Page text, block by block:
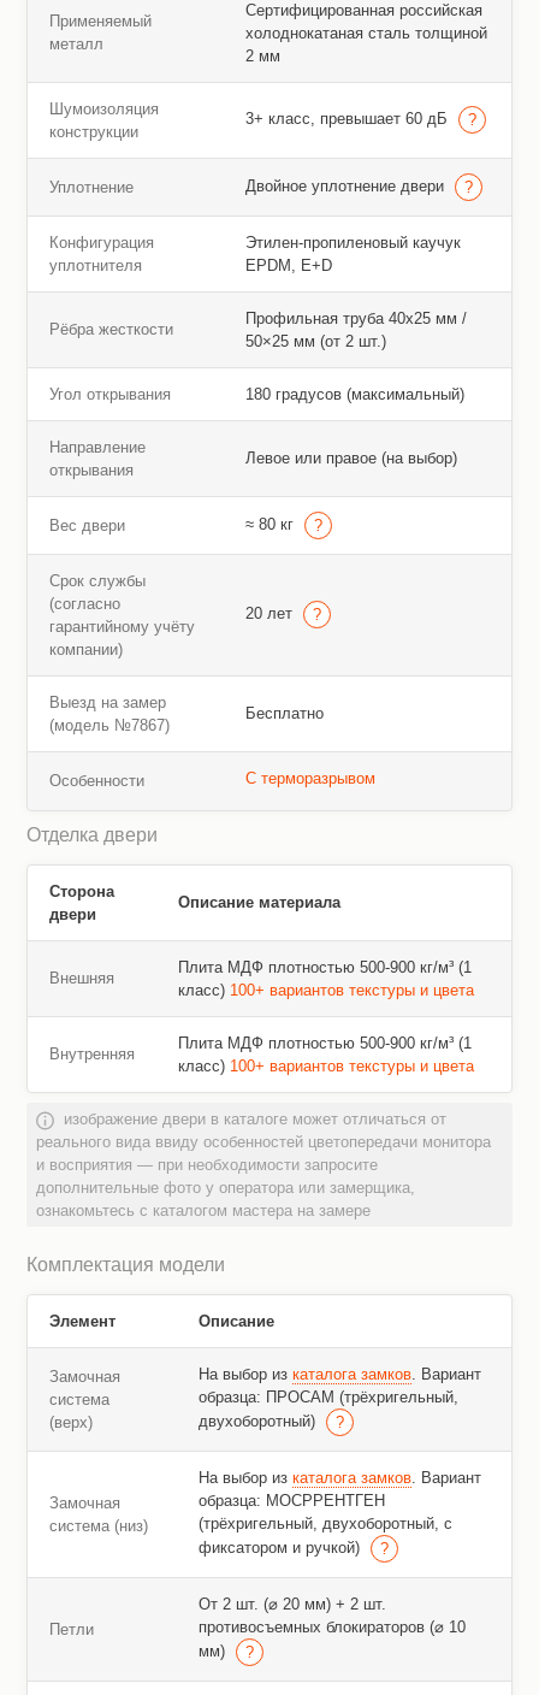
Применяемый
металл
Сертифицированная российская
холоднокатаная сталь толщиной
2 мм
Шумоизоляция
конструкции
3+ класс, превышает 60 дБ
Уплотнение Двойное уплотнение двери
Конфигурация
уплотнителя
Этилен-пропиленовый каучук
EPDM, E+D
Рёбра жесткости
Профильная труба 40х25 мм /
50×25 мм (от 2 шт.)
Угол открывания 180 градусов (максимальный)
Направление
открывания
Левое или правое (на выбор)
Вес двери ≈ 80 кг
Срок службы
(согласно
гарантийному учёту
компании)
20 лет
Выезд на замер
(модель №7867)
Бесплатно
Особенности С терморазрывом
Отделка двери
Сторона
двери
Описание материала
Внешняя
Плита МДФ плотностью 500-900 кг/м³ (1
класс) 100+ вариантов текстуры и цвета
Внутренняя
Плита МДФ плотностью 500-900 кг/м³ (1
класс) 100+ вариантов текстуры и цвета
изображение двери в каталоге может отличаться от
реального вида ввиду особенностей цветопередачи монитора
и восприятия — при необходимости запросите
дополнительные фото у оператора или замерщика,
ознакомьтесь с каталогом мастера на замере
Комплектация модели
Элемент Описание
Замочная
система
(верх)
На выбор из каталога замков. Вариант
образца: ПРОСАМ (трёхригельный,
двухоборотный)
Замочная
система (низ)
На выбор из каталога замков. Вариант
образца: МОСРРЕНТГЕН
(трёхригельный, двухоборотный, с
фиксатором и ручкой)
Петли
От 2 шт. (⌀ 20 мм) + 2 шт.
противосъемных блокираторов (⌀ 10
мм)